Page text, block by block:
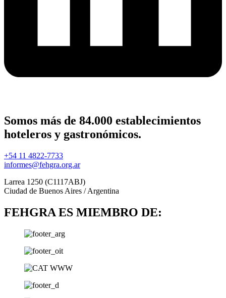
Somos más de 84.000 establecimientos
hoteleros y gastronómicos.
+54 11 4822-7733
informes@fehgra.org.ar
Larrea 1250 (C1117ABJ)
Ciudad de Buenos Aires / Argentina
FEHGRA ES MIEMBRO DE: